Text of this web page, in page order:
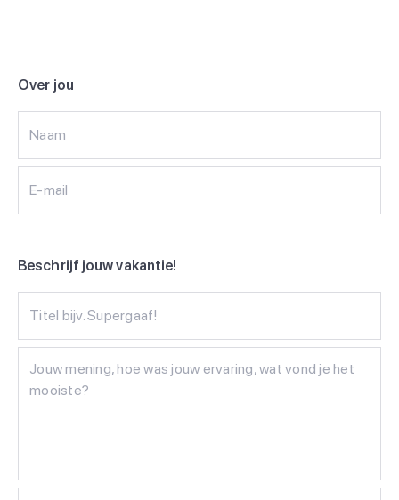
Over jou
Naam
E-mail
Beschrijf jouw vakantie!
Titel bijv. Supergaaf!